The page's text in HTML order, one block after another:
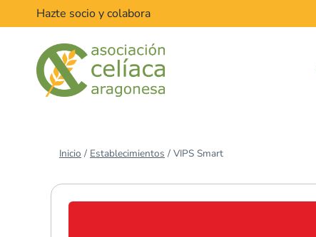
al
Hazte socio y colabora
Inicio / Establecimientos / VIPS Smart